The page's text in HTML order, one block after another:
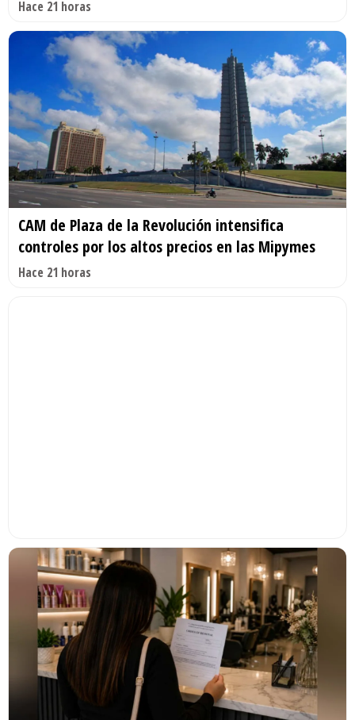
Hace 21 horas
CAM de Plaza de la Revolución intensifica
controles por los altos precios en las Mipymes
Hace 21 horas